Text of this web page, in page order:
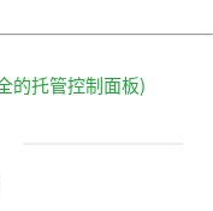
的托管控制面板)